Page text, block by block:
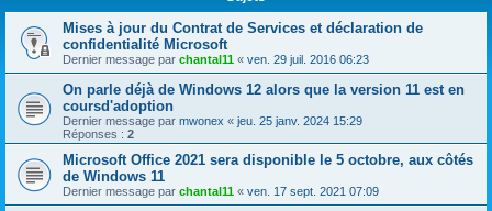
Mises à jour du Contrat de Services et déclaration de
confidentialité Microsoft
Dernier message par chantal11 « ven. 29 juil. 2016 06:23
On parle déjà de Windows 12 alors que la version 11 est en
coursd'adoption
Dernier message par mwonex « jeu. 25 janv. 2024 15:29
Réponses : 2
Microsoft Office 2021 sera disponible le 5 octobre, aux côtés
de Windows 11
Dernier message par chantal11 « ven. 17 sept. 2021 07:09